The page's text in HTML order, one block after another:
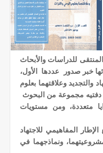
للدراسات والأبحاث
خبر صدور عددها الأول،
والتجديد وعلاقتهما بعلوم
مجموعة من البحوث
متعددة، ومن مستويات
المفاهيمي للاجتهاد
ونماذجهما في